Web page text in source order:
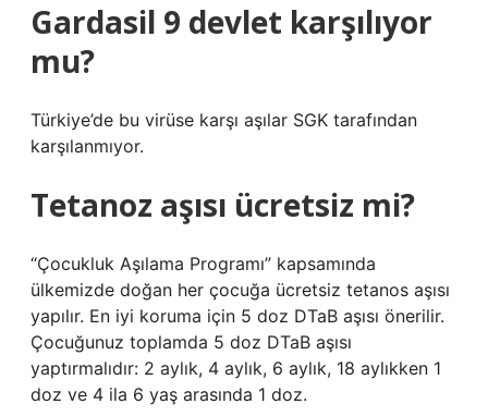
Gardasil 9 devlet karşılıyor
mu?
Türkiye’de bu virüse karşı aşılar SGK tarafından
karşılanmıyor.
Tetanoz aşısı ücretsiz mi?
“Çocukluk Aşılama Programı” kapsamında
ülkemizde doğan her çocuğa ücretsiz tetanos aşısı
yapılır. En iyi koruma için 5 doz DTaB aşısı önerilir.
Çocuğunuz toplamda 5 doz DTaB aşısı
yaptırmalıdır: 2 aylık, 4 aylık, 6 aylık, 18 aylıkken 1
doz ve 4 ila 6 yaş arasında 1 doz.